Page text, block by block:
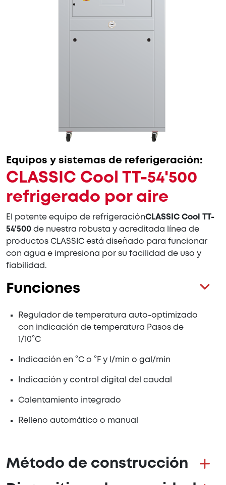
Equipos y sistemas de referigeración:
CLASSIC Cool TT-54'500
refrigerado por aire
El potente equipo de refrigeraciónCLASSIC Cool TT-
54'500 de nuestra robusta y acreditada línea de
productos CLASSIC está diseñado para funcionar
con agua e impresiona por su facilidad de uso y
fiabilidad.
Funciones
Regulador de temperatura auto-optimizado
con indicación de temperatura Pasos de
1/10°C
Indicación en °C o °F y l/min o gal/min
Indicación y control digital del caudal
Calentamiento integrado
Relleno automático o manual
Método de construcción